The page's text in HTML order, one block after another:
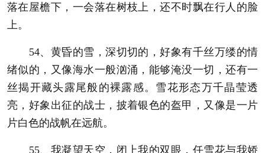
落在屋檐下，一会落在树枝上，还不时飘在行人的脸
上。
54、黄昏的雪，深切切的，好象有千丝万缕的情
绪似的，又像海水一般汹涌，能够淹没一切，还有一
丝揭开藏头露尾般的裸露感。雪花形态万千晶莹透
亮，好象出征的战士，披着银色的盔甲，又像是一片
片白色的战帆在远航。
55、我凝望天空，闭上我的双眼，任雪花与我娇